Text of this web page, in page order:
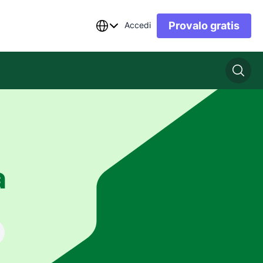
Accedi Provalo gratis